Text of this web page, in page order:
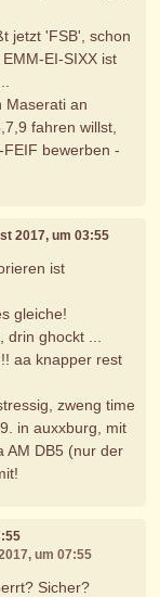
jetzt 'FSB', schon
EI-SIXX ist
Maserati an
fahren willst,
bewerben -
2017, um 03:55
ist
gleiche!
ghockt ...
aa knapper rest
zweng time
in auxxburg, mit
AM DB5 (nur der
um 07:55
Sicher?